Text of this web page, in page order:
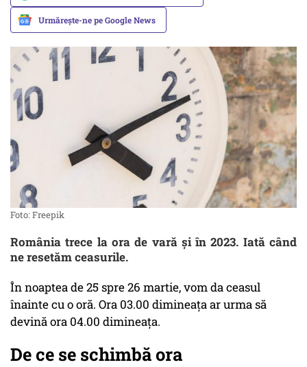
Urmărește-ne pe Google News
Foto: Freepik
România trece la ora de vară și în 2023. Iată când
ne resetăm ceasurile.
În noaptea de 25 spre 26 martie, vom da ceasul
înainte cu o oră. Ora 03.00 dimineaţa ar urma să
devină ora 04.00 dimineaţa.
De ce se schimbă ora